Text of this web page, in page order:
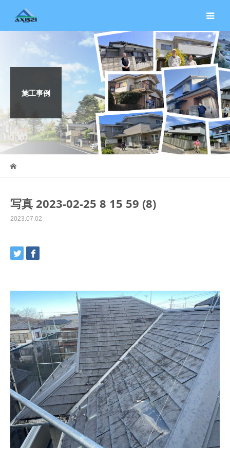
施工事例
写真 2023-02-25 8 15 59 (8)
2023.07.02